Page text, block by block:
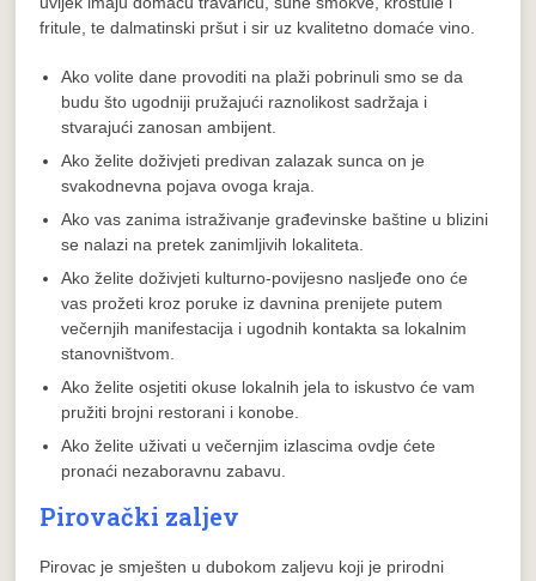
fritule, te dalmatinski pršut i sir uz kvalitetno domaće vino.
Ako volite dane provoditi na plaži pobrinuli smo se da
budu što ugodniji pružajući raznolikost sadržaja i
stvarajući zanosan ambijent.
Ako želite doživjeti predivan zalazak sunca on je
svakodnevna pojava ovoga kraja.
Ako vas zanima istraživanje građevinske baštine u blizini
se nalazi na pretek zanimljivih lokaliteta.
Ako želite doživjeti kulturno-povijesno nasljeđe ono će
vas prožeti kroz poruke iz davnina prenijete putem
večernjih manifestacija i ugodnih kontakta sa lokalnim
stanovništvom.
Ako želite osjetiti okuse lokalnih jela to iskustvo će vam
pružiti brojni restorani i konobe.
Ako želite uživati u večernjim izlascima ovdje ćete
pronaći nezaboravnu zabavu.
Pirovački zaljev
Pirovac je smješten u dubokom zaljevu koji je prirodni